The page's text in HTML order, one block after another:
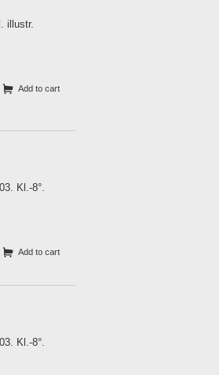
illustr.
Add to cart
Kl.-8°.
Add to cart
Kl.-8°.